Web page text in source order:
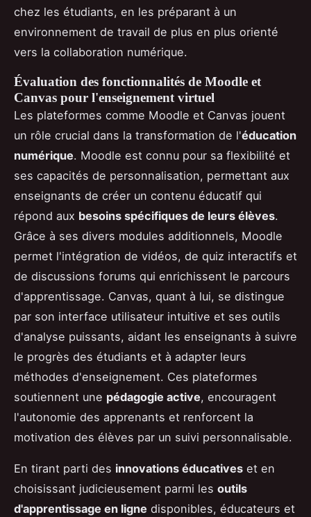
chez les étudiants, en les préparant à un
environnement de travail de plus en plus orienté
vers la collaboration numérique.
Évaluation des fonctionnalités de Moodle et
Canvas pour l'enseignement virtuel
Les plateformes comme Moodle et Canvas jouent
un rôle crucial dans la transformation de l'éducation
numérique. Moodle est connu pour sa flexibilité et
ses capacités de personnalisation, permettant aux
enseignants de créer un contenu éducatif qui
répond aux besoins spécifiques de leurs élèves.
Grâce à ses divers modules additionnels, Moodle
permet l'intégration de vidéos, de quiz interactifs et
de discussions forums qui enrichissent le parcours
d'apprentissage. Canvas, quant à lui, se distingue
par son interface utilisateur intuitive et ses outils
d'analyse puissants, aidant les enseignants à suivre
le progrès des étudiants et à adapter leurs
méthodes d'enseignement. Ces plateformes
soutiennent une pédagogie active, encouragent
l'autonomie des apprenants et renforcent la
motivation des élèves par un suivi personnalisable.
En tirant parti des innovations éducatives et en
choisissant judicieusement parmi les outils
d'apprentissage en ligne disponibles, éducateurs et